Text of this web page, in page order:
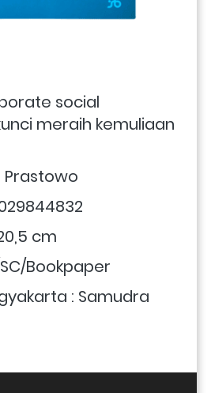
social
meraih kemuliaan
Prastowo
cm
Bookpaper
: Samudra